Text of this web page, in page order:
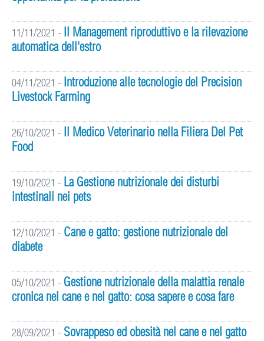
11/11/2021 - Il Management riproduttivo e la rilevazione
automatica dell'estro
04/11/2021 - Introduzione alle tecnologie del Precision
Livestock Farming
26/10/2021 - Il Medico Veterinario nella Filiera Del Pet
Food
19/10/2021 - La Gestione nutrizionale dei disturbi
intestinali nei pets
12/10/2021 - Cane e gatto: gestione nutrizionale del
diabete
05/10/2021 - Gestione nutrizionale della malattia renale
cronica nel cane e nel gatto: cosa sapere e cosa fare
28/09/2021 - Sovrappeso ed obesità nel cane e nel gatto